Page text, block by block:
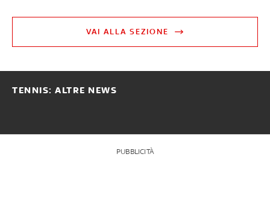
VAI ALLA SEZIONE
TENNIS: ALTRE NEWS
PUBBLICITÀ